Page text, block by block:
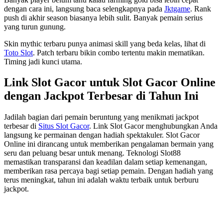
dengan cara ini, langsung baca selengkapnya pada Jktgame. Rank
push di akhir season biasanya lebih sulit. Banyak pemain serius
yang turun gunung.
Skin mythic terbaru punya animasi skill yang beda kelas, lihat di
Toto Slot. Patch terbaru bikin combo tertentu makin mematikan.
Timing jadi kunci utama.
Link Slot Gacor untuk Slot Gacor Online
dengan Jackpot Terbesar di Tahun Ini
Jadilah bagian dari pemain beruntung yang menikmati jackpot
terbesar di Situs Slot Gacor. Link Slot Gacor menghubungkan Anda
langsung ke permainan dengan hadiah spektakuler. Slot Gacor
Online ini dirancang untuk memberikan pengalaman bermain yang
seru dan peluang besar untuk menang. Teknologi Slot88
memastikan transparansi dan keadilan dalam setiap kemenangan,
memberikan rasa percaya bagi setiap pemain. Dengan hadiah yang
terus meningkat, tahun ini adalah waktu terbaik untuk berburu
jackpot.